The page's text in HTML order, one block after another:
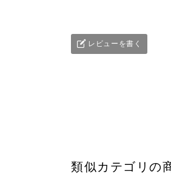
レビューを書く
類似カテゴリの